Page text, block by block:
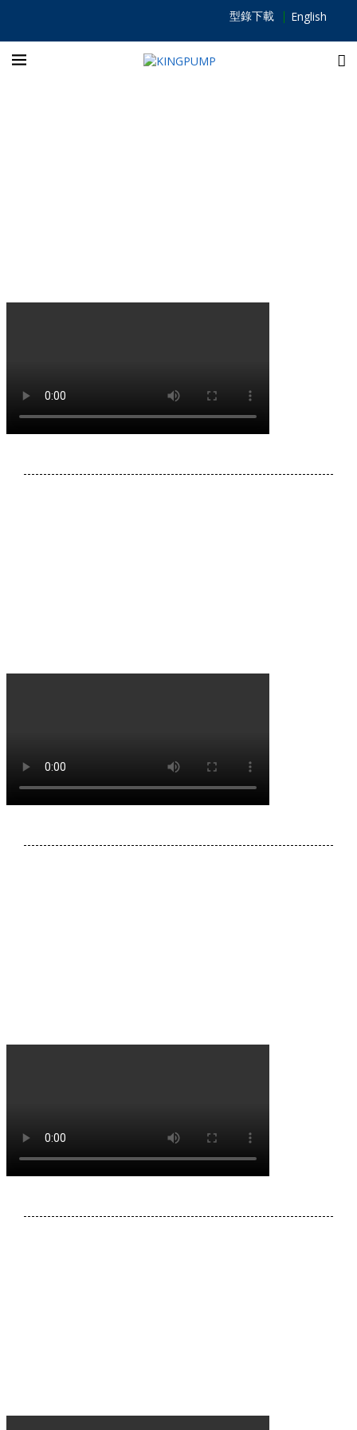
型錄下載 English